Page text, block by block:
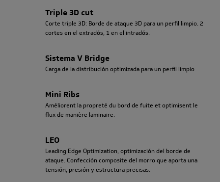
Triple 3D cut
Corte triple 3D: Borde de ataque 3D para un perfil limpio. 2
cortes en el extradós, 1 en el intradós.
Sistema V Bridge
Carga de la distribución optimizada para un perfil limpio
Mini Ribs
Améliorent la propreté du bord de fuite et optimisent le
flux de manière laminaire.
LEO
Leading Edge Optimization, optimización del borde de
ataque. Confección composite del morro que aporta una
tensión, presión y estructura precisas.